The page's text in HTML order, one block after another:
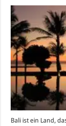
Bali ist ein Land,